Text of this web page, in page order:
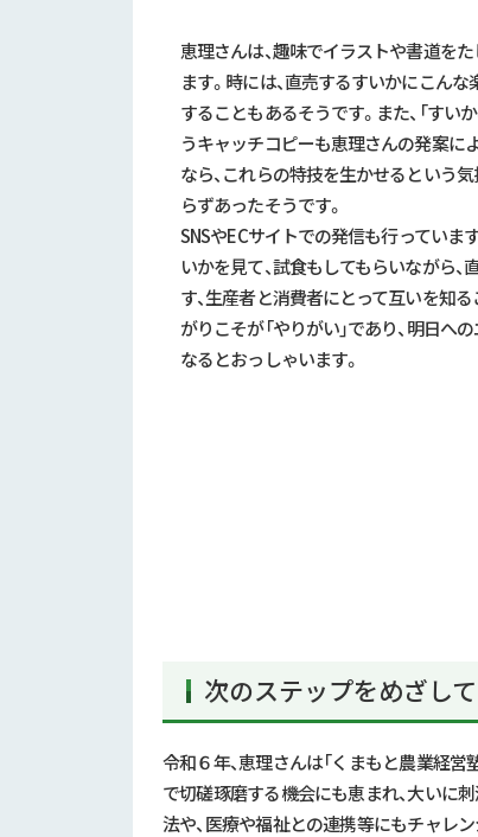
恵理さんは、趣味でイラストや書道を
ます。時には、直売するすいかにこん
することもあるそうです。また、「すい
うキャッチコピーも恵理さんの発案に
なら、これらの特技を生かせるという
らずあったそうです。
SNSやECサイトでの発信も行っていま
いかを見て、試食もしてもらいながら、
す、生産者と消費者にとって互いを知る
がりこそが「やりがい」であり、明日へ
なるとおっしゃいます。
次のステップをめざして
令和６年、恵理さんは「くまもと農業経
で切磋琢磨する機会にも恵まれ、大いに
法や、医療や福祉との連携等にもチャレ